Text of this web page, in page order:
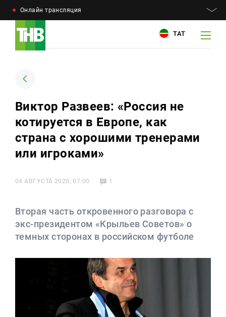
Онлайн трансляция
ТАТ
Например: Минниханов, 7 дней, телепрограмма
Новости
Телепроекты
О компании
Реклама
Для связи
Например: Минниханов, 7 дней, телепрограмма
Для связи
reception@tnvtv.ru
Виктор Развеев: «Россия не
котируется в Европе, как
страна с хорошими тренерами
или игроками»
04 АВГУСТА 2020, 07:00 1
Вторая часть откровенного разговора с
экс-президентом «Крыльев Советов» о
темных сторонах в российском футболе